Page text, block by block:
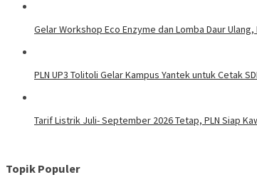
Gelar Workshop Eco Enzyme dan Lomba Daur
PLN UP3 Tolitoli Gelar Kampus Yantek untuk Cetak
Tarif Listrik Juli- September 2026 Tetap, PLN Siap
Topik Populer